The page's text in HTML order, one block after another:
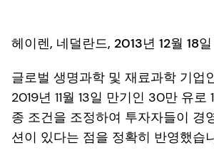
헤이렌, 네덜란드, 2013년 12월 18일
글로벌 생명과학 및 재료과학 기업
2019년 11월 13일 만기인 30만 유로
종 조건을 조정하여 투자자들이 경
션이 있다는 점을 정확히 반영했습